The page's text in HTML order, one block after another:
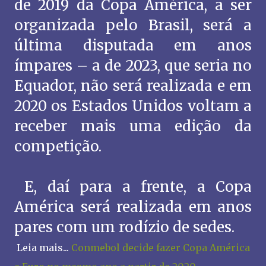
de 2019 da Copa América, a ser
organizada pelo Brasil, será a
última disputada em anos
ímpares – a de 2023, que seria no
Equador, não será realizada e em
2020 os Estados Unidos voltam a
receber mais uma edição da
competição.
E, daí para a frente, a Copa
América será realizada em anos
pares com um rodízio de sedes.
Leia mais... Conmebol decide fazer Copa América